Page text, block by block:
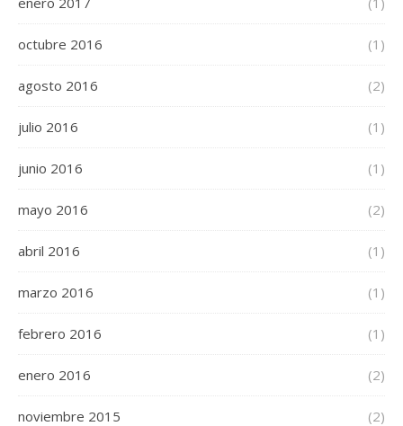
octubre 2016 (1)
agosto 2016 (2)
julio 2016 (1)
junio 2016 (1)
mayo 2016 (2)
abril 2016 (1)
marzo 2016 (1)
febrero 2016 (1)
enero 2016 (2)
noviembre 2015 (2)